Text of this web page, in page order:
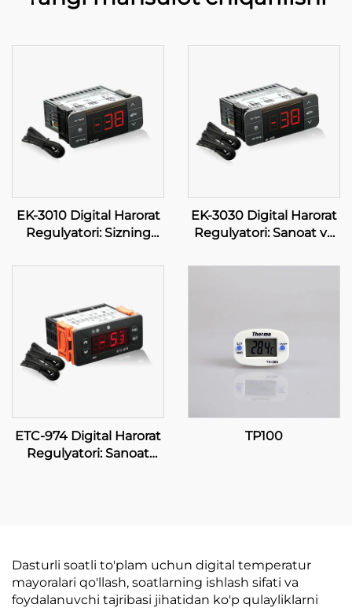
EK-3010 Digital Harorat
Regulyatori: Sizning
Aniqlik
EK-3030 Digital Harorat
Regulyatori: Sanoat va
Etuvchi Haroratni
ETC-974 Digital Harorat
Regulyatori: Sanoat
TP100
Dasturli soatli to'plam uchun digital temperatur
mayoralari qo'llash, soatlarning ishlash sifati va
foydalanuvchi tajribasi jihatidan ko'p qulayliklarni